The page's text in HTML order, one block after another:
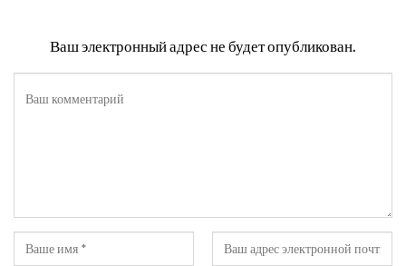
Ваш электронный адрес не будет опубликован.